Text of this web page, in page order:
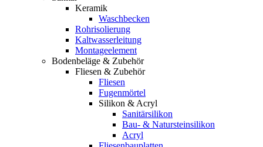
Keramik
Waschbecken
Rohrisolierung
Kaltwasserleitung
Montageelement
Bodenbeläge & Zubehör
Fliesen & Zubehör
Fliesen
Fugenmörtel
Silikon & Acryl
Sanitärsilikon
Bau- & Natursteinsilikon
Acryl